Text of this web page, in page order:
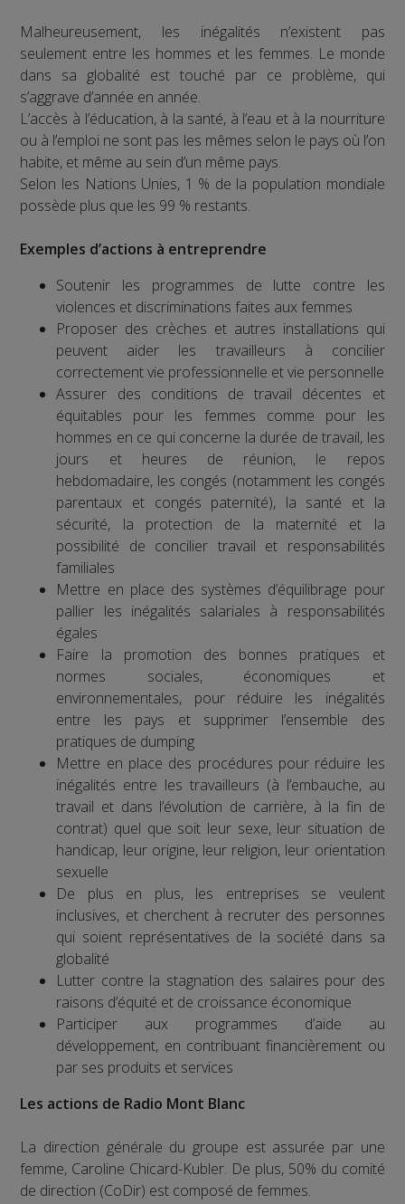
Malheureusement, les inégalités n’existent pas
seulement entre les hommes et les femmes. Le monde
dans sa globalité est touché par ce problème, qui
s’aggrave d’année en année.
L’accès à l’éducation, à la santé, à l’eau et à la nourriture
ou à l’emploi ne sont pas les mêmes selon le pays où l’on
habite, et même au sein d’un même pays.
Selon les Nations Unies, 1 % de la population mondiale
possède plus que les 99 % restants.
Exemples d’actions à entreprendre
Soutenir les programmes de lutte contre les
violences et discriminations faites aux femmes
Proposer des crèches et autres installations qui
peuvent aider les travailleurs à concilier
correctement vie professionnelle et vie personnelle
Assurer des conditions de travail décentes et
équitables pour les femmes comme pour les
hommes en ce qui concerne la durée de travail, les
jours et heures de réunion, le repos
hebdomadaire, les congés (notamment les congés
parentaux et congés paternité), la santé et la
sécurité, la protection de la maternité et la
possibilité de concilier travail et responsabilités
familiales
Mettre en place des systèmes d’équilibrage pour
pallier les inégalités salariales à responsabilités
égales
Faire la promotion des bonnes pratiques et
normes sociales, économiques et
environnementales, pour réduire les inégalités
entre les pays et supprimer l’ensemble des
pratiques de dumping
Mettre en place des procédures pour réduire les
inégalités entre les travailleurs (à l’embauche, au
travail et dans l’évolution de carrière, à la fin de
contrat) quel que soit leur sexe, leur situation de
handicap, leur origine, leur religion, leur orientation
sexuelle
De plus en plus, les entreprises se veulent
inclusives, et cherchent à recruter des personnes
qui soient représentatives de la société dans sa
globalité
Lutter contre la stagnation des salaires pour des
raisons d’équité et de croissance économique
Participer aux programmes d’aide au
développement, en contribuant financièrement ou
par ses produits et services
Les actions de Radio Mont Blanc
La direction générale du groupe est assurée par une
femme, Caroline Chicard-Kubler. De plus, 50% du comité
de direction (CoDir) est composé de femmes.